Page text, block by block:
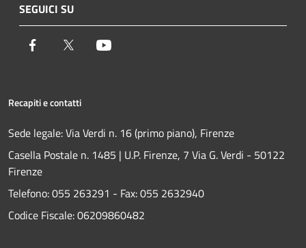
SEGUICI SU
Facebook Twitter
Recapiti e contatti
Sede legale: Via Verdi n. 16 (primo piano), Firenze
Casella Postale n. 1485 | U.P. Firenze, 7 Via G. Verdi - 50122
Firenze
Telefono:055 263291 - Fax:055 2632940
Codice Fiscale: 06209860482